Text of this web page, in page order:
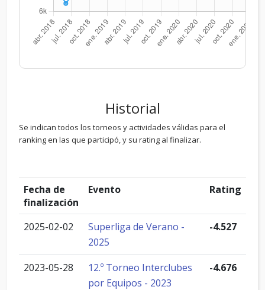
Historial
Se indican todos los torneos y actividades válidas para el
ranking en las que participó, y su rating al finalizar.
Fecha de
finalización
Evento Rating
2025-02-02
Superliga de Verano -
2025
-4.527
2023-05-28
12.º Torneo Interclubes
por Equipos - 2023
-4.676